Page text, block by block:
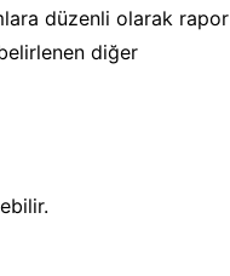
düzenli olarak rapor
diğer